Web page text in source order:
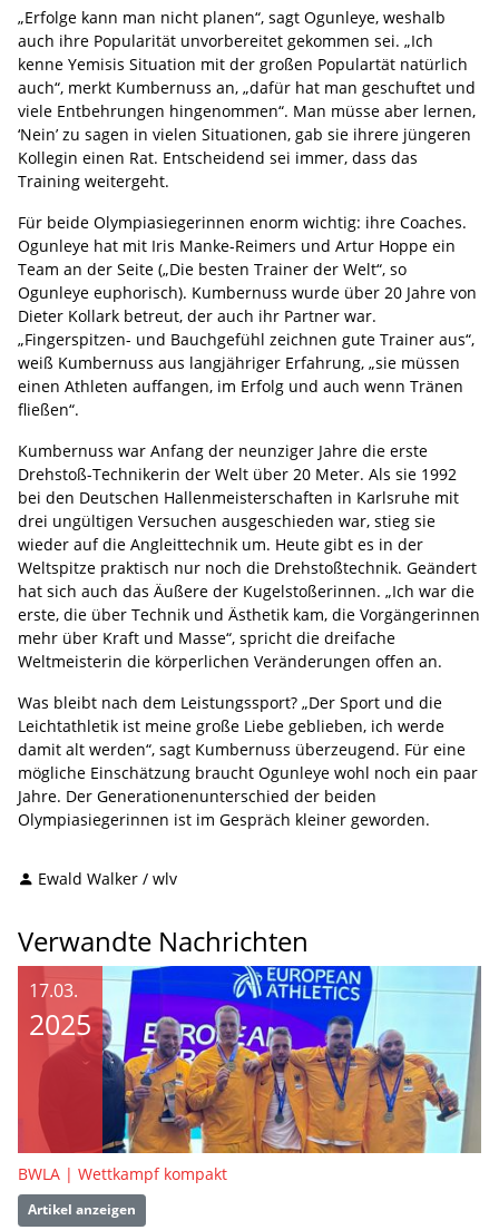
„Erfolge kann man nicht planen“, sagt Ogunleye, weshalb
auch ihre Popularität unvorbereitet gekommen sei. „Ich
kenne Yemisis Situation mit der großen Populartät natürlich
auch“, merkt Kumbernuss an, „dafür hat man geschuftet und
viele Entbehrungen hingenommen“. Man müsse aber lernen,
‘Nein’ zu sagen in vielen Situationen, gab sie ihrere jüngeren
Kollegin einen Rat. Entscheidend sei immer, dass das
Training weitergeht.
Für beide Olympiasiegerinnen enorm wichtig: ihre Coaches.
Ogunleye hat mit Iris Manke-Reimers und Artur Hoppe ein
Team an der Seite („Die besten Trainer der Welt“, so
Ogunleye euphorisch). Kumbernuss wurde über 20 Jahre von
Dieter Kollark betreut, der auch ihr Partner war.
„Fingerspitzen- und Bauchgefühl zeichnen gute Trainer aus“,
weiß Kumbernuss aus langjähriger Erfahrung, „sie müssen
einen Athleten auffangen, im Erfolg und auch wenn Tränen
fließen“.
Kumbernuss war Anfang der neunziger Jahre die erste
Drehstoß-Technikerin der Welt über 20 Meter. Als sie 1992
bei den Deutschen Hallenmeisterschaften in Karlsruhe mit
drei ungültigen Versuchen ausgeschieden war, stieg sie
wieder auf die Angleittechnik um. Heute gibt es in der
Weltspitze praktisch nur noch die Drehstoßtechnik. Geändert
hat sich auch das Äußere der Kugelstoßerinnen. „Ich war die
erste, die über Technik und Ästhetik kam, die Vorgängerinnen
mehr über Kraft und Masse“, spricht die dreifache
Weltmeisterin die körperlichen Veränderungen offen an.
Was bleibt nach dem Leistungssport? „Der Sport und die
Leichtathletik ist meine große Liebe geblieben, ich werde
damit alt werden“, sagt Kumbernuss überzeugend. Für eine
mögliche Einschätzung braucht Ogunleye wohl noch ein paar
Jahre. Der Generationenunterschied der beiden
Olympiasiegerinnen ist im Gespräch kleiner geworden.
Ewald Walker / wlv
Verwandte Nachrichten
17.03.
2025
BWLA | Wettkampf kompakt
Artikel anzeigen